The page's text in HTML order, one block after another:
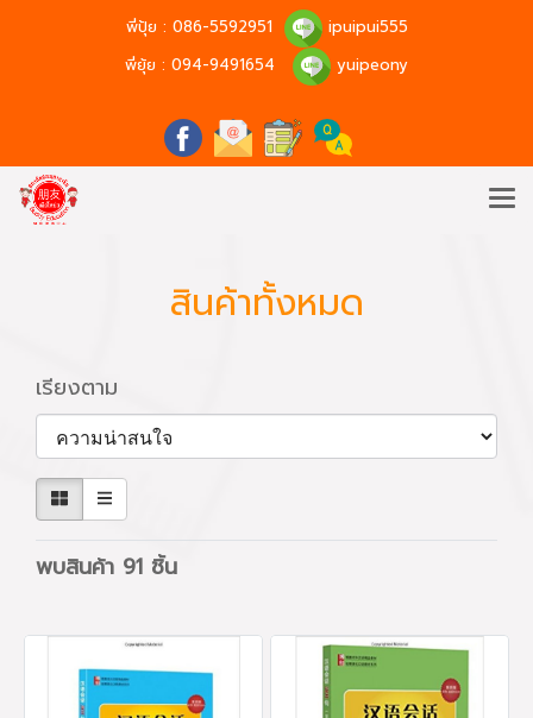
พี่ปุ้ย : 086-5592951
ipuipui555
พี่ยุ้ย : 094-9491654 yuipeony
สินค้าทั้งหมด
เรียงตาม
พบสินค้า 91 ชิ้น